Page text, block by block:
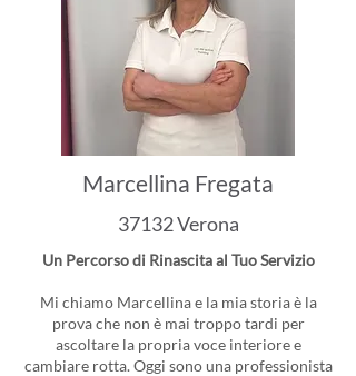
Marcellina Fregata
37132 Verona
Un Percorso di Rinascita al Tuo Servizio
Mi chiamo Marcellina e la mia storia è la
prova che non è mai troppo tardi per
ascoltare la propria voce interiore e
cambiare rotta. Oggi sono una professionista